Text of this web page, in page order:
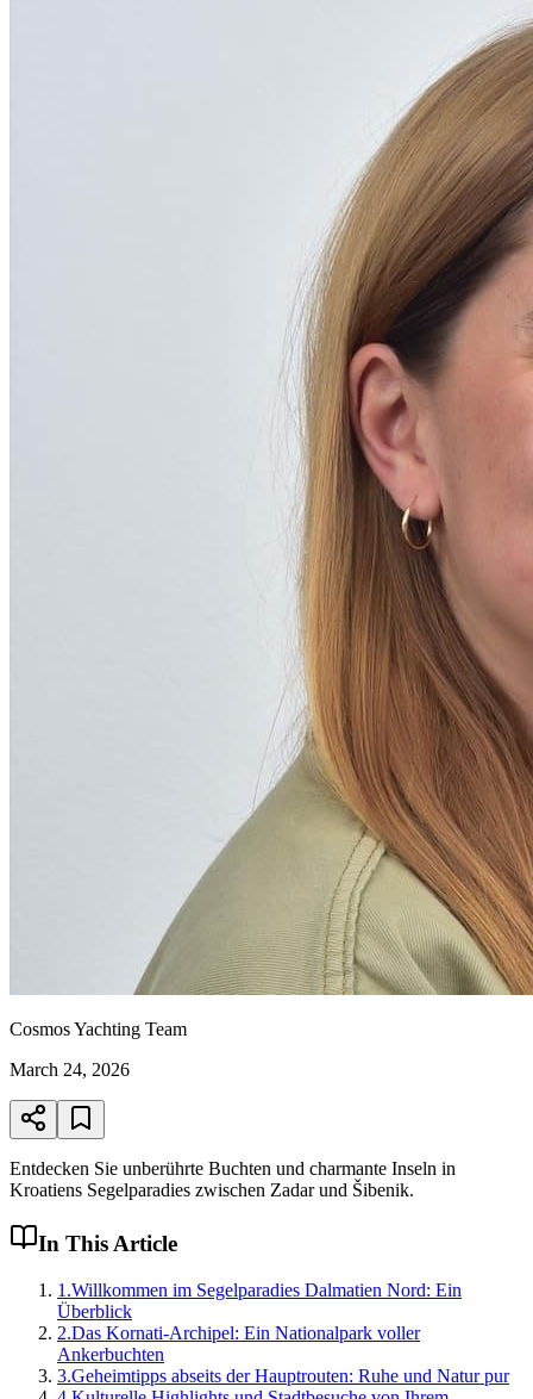
Cosmos Yachting Team
March 24, 2026
Entdecken Sie unberührte Buchten und charmante Inseln in
Kroatiens Segelparadies zwischen Zadar und Šibenik.
In This Article
1 .Willkommen im Segelparadies Dalmatien Nord: Ein
Überblick
2.Das Kornati-Archipel: Ein Nationalpark voller
Ankerbuchten
3.Geheimtipps abseits der Hauptrouten: Ruhe und Natur pur